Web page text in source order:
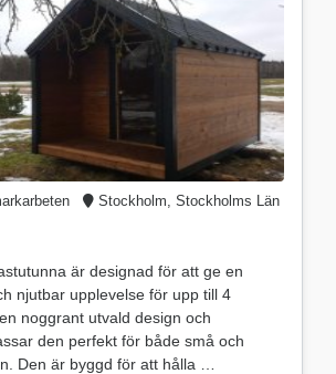
Stockholm, Stockholms Län
är designad för att ge en
njutbar upplevelse för upp till 4
noggrant utvald design och
den perfekt för både små och
Den är byggd för att hålla